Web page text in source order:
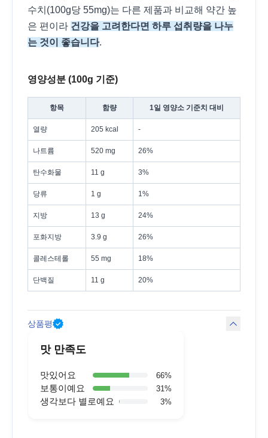
수치(100g당 55mg)는 다른 제품과 비교해 약간 높
은 편이라 건강을 고려한다면 하루 섭취량을 나누
는 것이 좋습니다.
영양성분 (100g 기준)
항목 함량 1일 영양소 기준치 대비
열량 205 kcal -
나트륨 520 mg 26%
탄수화물 11 g 3%
당류 1 g 1%
지방 13 g 24%
포화지방 3.9 g 26%
콜레스테롤 55 mg 18%
단백질 11 g 20%
상품평
맛 만족도
맛있어요 66%
보통이예요 31 %
생각보다 별로예요 3%